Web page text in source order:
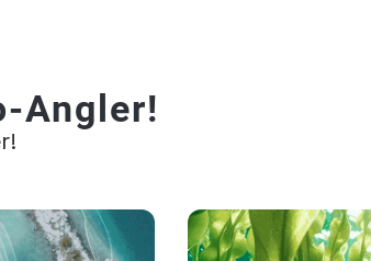
Angler!